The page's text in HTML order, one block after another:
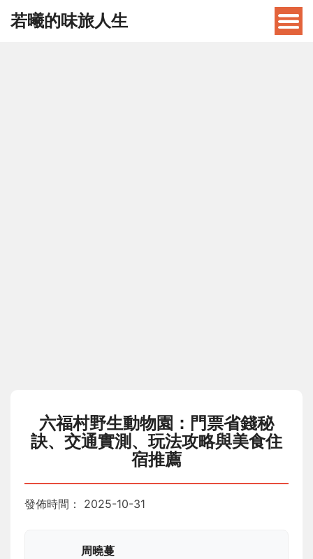
若曦的味旅人生
六福村野生動物園：門票省錢秘
訣、交通實測、玩法攻略與美食住
宿推薦
發佈時間： 2025-10-31
周曉蔓